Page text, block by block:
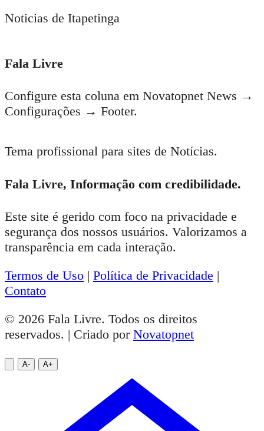
Noticias de Itapetinga
Fala Livre
Configure esta coluna em Novatopnet News →
Configurações → Footer.
Tema profissional para sites de Notícias.
Fala Livre, Informação com credibilidade.
Este site é gerido com foco na privacidade e
segurança dos nossos usuários. Valorizamos a
transparência em cada interação.
Termos de Uso | Política de Privacidade |
Contato
© 2026 Fala Livre. Todos os direitos
reservados. | Criado por Novatopnet
A- A+